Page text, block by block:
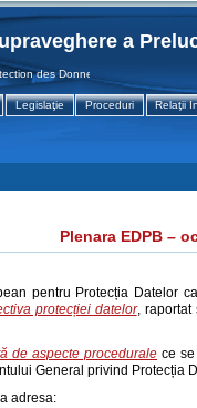
a
Donnees
Legislaţie Proceduri Relaţii
Plenara EDPB –
pentru Protecția Datelor
protecției datelor, raportat
de aspecte procedurale ce
General privind Protecția
adresa: